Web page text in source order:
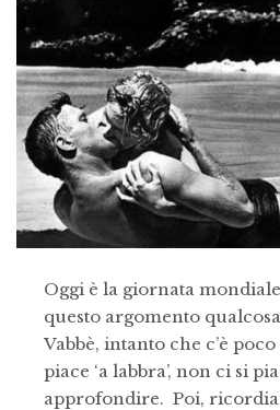
Oggi è la giornata
questo argomento
Vabbè, intanto che c’è
piace ‘a labbra’, non ci si
approfondire. Poi,